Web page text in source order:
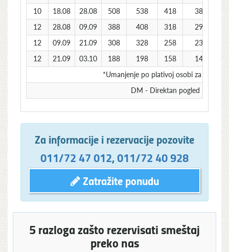
10
18.08 28.08 508 538 418
388
12
28.08 09.09 388 408 318
298
12
09.09 21.09 308 328 258
238
12
21.09 03.10 188 198 158
148
*Umanjenje po plativoj osobi za
DM - Direktan pogled na more
Za informacije i rezervacije pozovite
011/72 47 012,011/72 40 928
Zatražite ponudu
5 razloga zašto rezervisati smeštaj
preko nas